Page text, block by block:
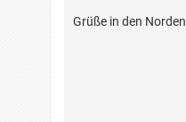
Grüße in den Norden